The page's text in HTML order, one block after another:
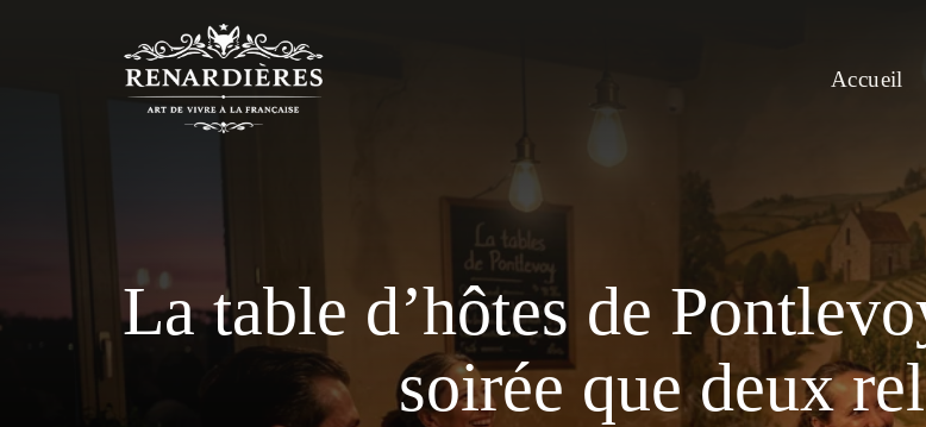
Accueil
La table d’hôtes de
soirée que deux